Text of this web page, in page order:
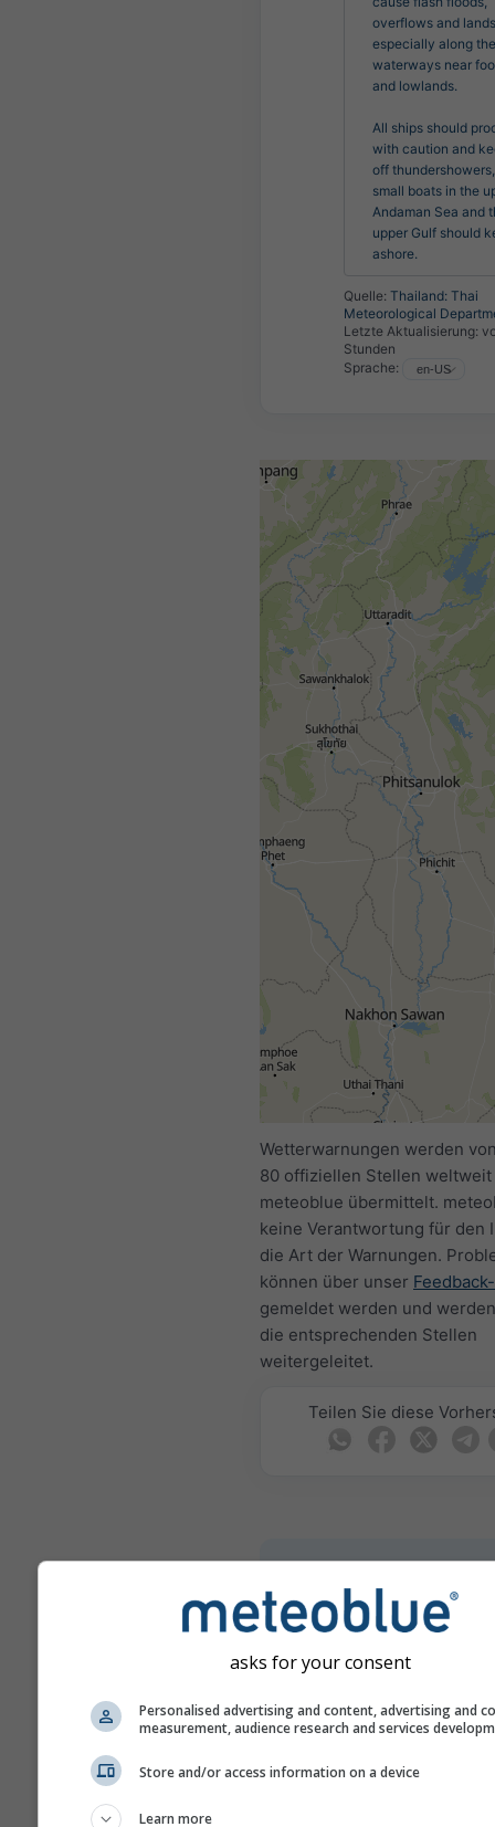
overflows and
especially along the
waterways near
and lowlands.
All ships should
with caution and
off thundershowers,
small boats in the
Andaman Sea and
upper Gulf should
ashore.
Quelle: Thailand: Thai
Meteorological
Letzte Aktualisierung:
Stunden
Sprache:
Alle <24h
Wetterwarnungen werden
80 offiziellen Stellen weltweit
meteoblue übermittelt.
keine Verantwortung für den
die Art der Warnungen.
können über unser
gemeldet werden und
die entsprechenden Stellen
weitergeleitet.
Teilen Sie diese
Phitsanulok
Erhalten Sie kostenlos
Wetterwarnungen per E-Mail.
meteoMail ist kostenlos und
jederzeit abbestellt werden.
asks for your consent
Personalised advertising and content, advertising and
measurement, audience research and services
Store and/or access information on a device
Learn more